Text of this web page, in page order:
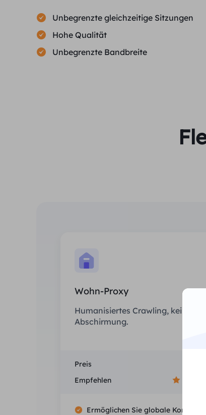
Unbegrenzte gleichzeitige Sitzungen
Hohe Qualität
Unbegrenzte Bandbreite
Wohn-Proxy
Humanisiertes Crawling, keine IP-
Abschirmung.
Preis
Empfehlen
Ermöglichen Sie globale